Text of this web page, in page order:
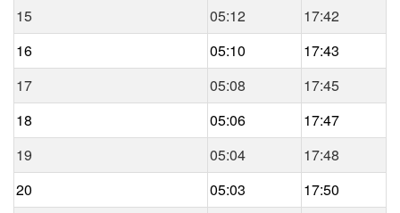
15
05:12
17:42
16
05:10
17:43
17
05:08
17:45
18
05:06
17:47
19
05:04
17:48
20
05:03
17:50